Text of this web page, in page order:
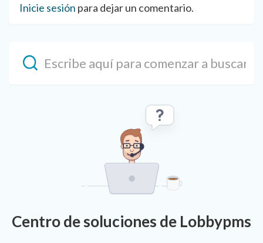
Inicie sesión para dejar un comentario.
Centro de soluciones de Lobbypms